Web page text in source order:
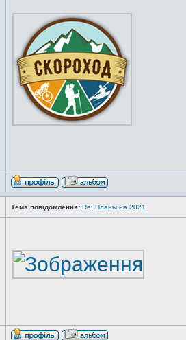
Тема повідомлення: Re: Планы на 2021